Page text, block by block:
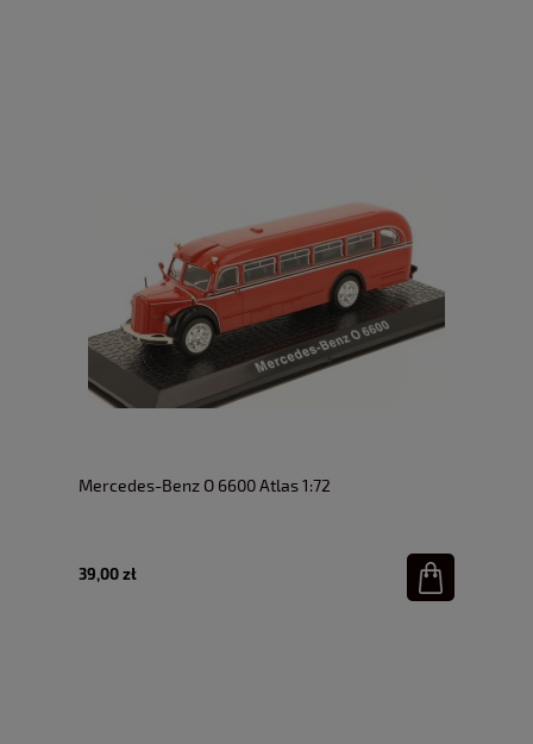
Mercedes-Benz O 6600 Atlas 1:72
39,00 zł